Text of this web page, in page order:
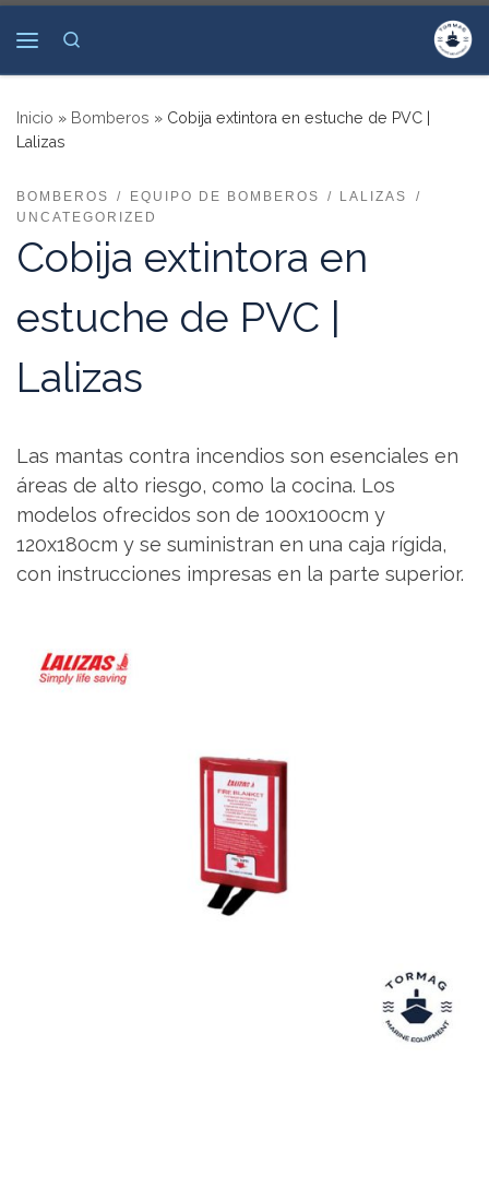
Saltar al contenido
Inicio » Bomberos » Cobija extintora en estuche de PVC |
Lalizas
BOMBEROS EQUIPO DE BOMBEROS
LALIZAS
UNCATEGORIZED
Cobija extintora en
estuche de PVC |
Lalizas
Las mantas contra incendios son esenciales en
áreas de alto riesgo, como la cocina. Los
modelos ofrecidos son de 100x100cm y
120x180cm y se suministran en una caja rígida,
con instrucciones impresas en la parte superior.